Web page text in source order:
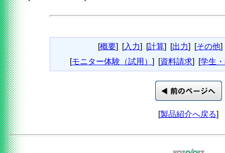
[概要] [入力] [計算] [出力] [その他]
[モニター体験（試用） ] [資料請求] [学生
[製品紹介へ戻る]